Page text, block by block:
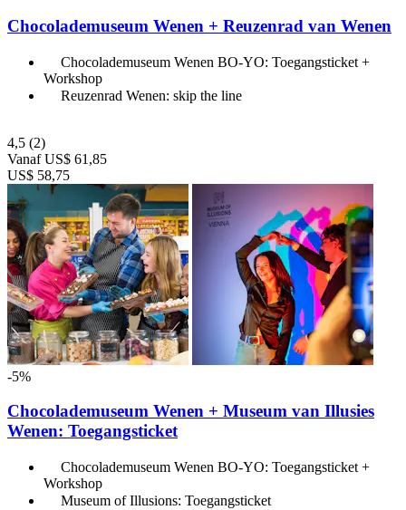
Chocolademuseum Wenen + Reuzenrad van Wenen
Chocolademuseum Wenen BO-YO: Toegangsticket +
Workshop
Reuzenrad Wenen: skip the line
4,5 (2)
Vanaf US$ 61,85
US$ 58,75
-5%
Chocolademuseum Wenen + Museum van Illusies
Wenen: Toegangsticket
Chocolademuseum Wenen BO-YO: Toegangsticket +
Workshop
Museum of Illusions: Toegangsticket